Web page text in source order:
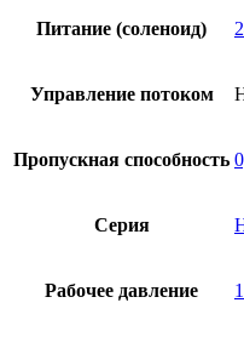
Питание (соленоид)
Управление потоком
Пропускная способность
Серия
Рабочее давление